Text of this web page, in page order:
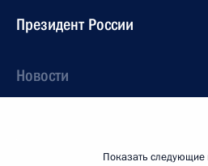
Президент России
Новости
Показать следующие